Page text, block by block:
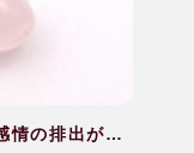
情の排出がで